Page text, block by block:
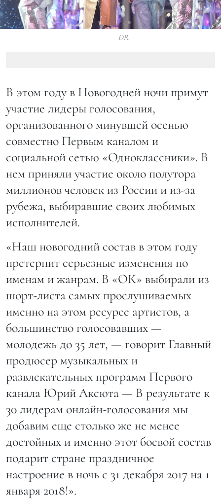
DR
В этом году в Новогодней ночи примут
участие лидеры голосования,
организованного минувшей осенью
совместно Первым каналом и
социальной сетью «Одноклассники». В
нем приняли участие около полутора
миллионов человек из России и из-за
рубежа, выбиравшие своих любимых
исполнителей.
«Наш новогодний состав в этом году
претерпит серьезные изменения по
именам и жанрам. В «ОК» выбирали из
шорт-листа самых прослушиваемых
именно на этом ресурсе артистов, а
большинство голосовавших —
молодежь до 35 лет, — говорит Главный
продюсер музыкальных и
развлекательных программ Первого
канала Юрий Аксюта — В результате к
30 лидерам онлайн-голосования мы
добавим еще столько же не менее
достойных и именно этот боевой состав
подарит стране праздничное
настроение в ночь с 31 декабря 2017 на 1
января 2018!».